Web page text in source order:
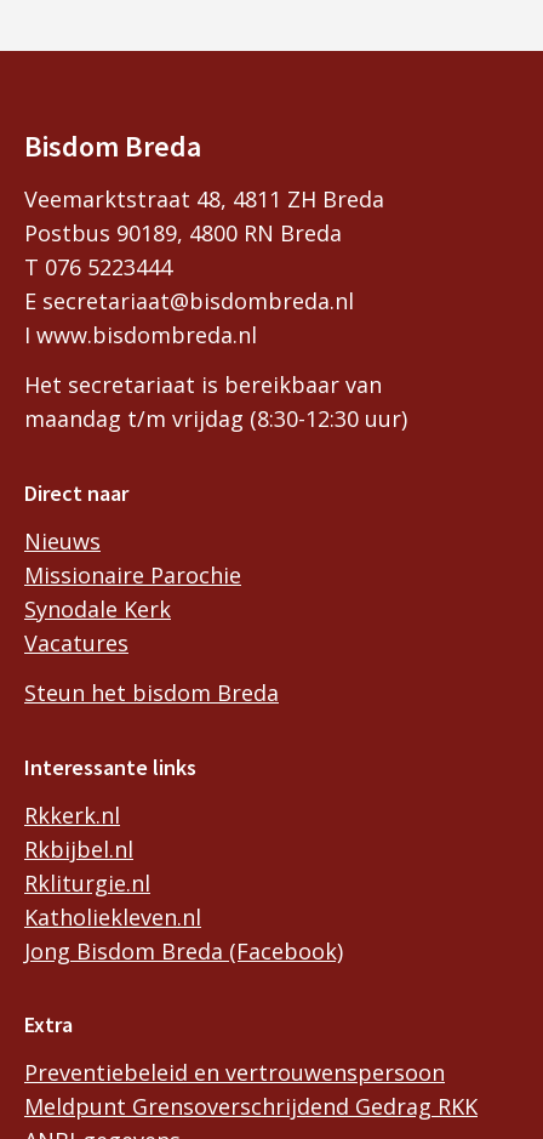
Bisdom Breda
Veemarktstraat 48, 4811 ZH Breda
Postbus 90189, 4800 RN Breda
T 076 5223444
E secretariaat@bisdombreda.nl
I www.bisdombreda.nl
Het secretariaat is bereikbaar van
maandag t/m vrijdag (8:30-12:30 uur)
Direct naar
Nieuws
Missionaire Parochie
Synodale Kerk
Vacatures
Steun het bisdom Breda
Interessante links
Rkkerk.nl
Rkbijbel.nl
Rkliturgie.nl
Katholiekleven.nl
Jong Bisdom Breda (Facebook)
Extra
Preventiebeleid en vertrouwenspersoon
Meldpunt Grensoverschrijdend Gedrag RKK